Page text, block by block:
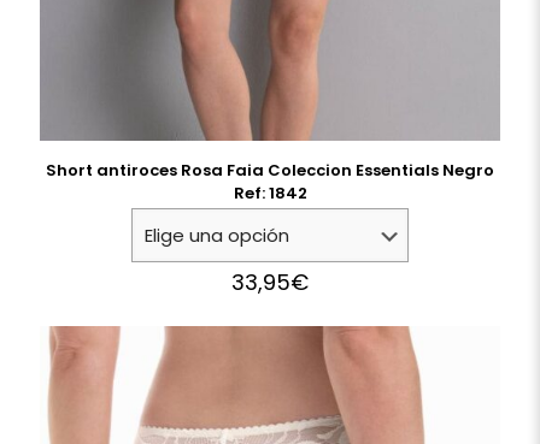
Short antiroces Rosa Faia Coleccion Essentials Negro
Ref: 1842
33,95€